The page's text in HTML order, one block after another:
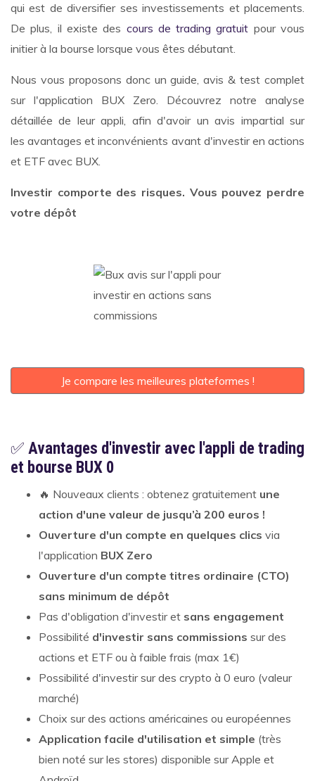
qui est de diversifier ses investissements et placements.
De plus, il existe des cours de trading gratuit pour vous
initier à la bourse lorsque vous êtes débutant.
Nous vous proposons donc un guide, avis & test complet
sur l'application BUX Zero. Découvrez notre analyse
détaillée de leur appli, afin d'avoir un avis impartial sur
les avantages et inconvénients avant d'investir en actions
et ETF avec BUX.
Investir comporte des risques. Vous pouvez perdre
votre dépôt
Je compare les meilleures plateformes !
✅ Avantages d'investir avec l'appli de trading
et bourse BUX 0
🔥 Nouveaux clients : obtenez gratuitement une
action d'une valeur de jusqu’à 200 euros !
Ouverture d'un compte en quelques clics via
l'application BUX Zero
Ouverture d'un compte titres ordinaire (CTO)
sans minimum de dépôt
Pas d'obligation d'investir et sans engagement
Possibilité d'investir sans commissions sur des
actions et ETF ou à faible frais (max 1€)
Possibilité d'investir sur des crypto à 0 euro (valeur
marché)
Choix sur des actions américaines ou européennes
Application facile d'utilisation et simple (très
bien noté sur les stores) disponible sur Apple et